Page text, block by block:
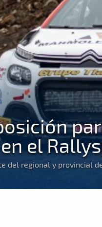
el
del regional y provincial